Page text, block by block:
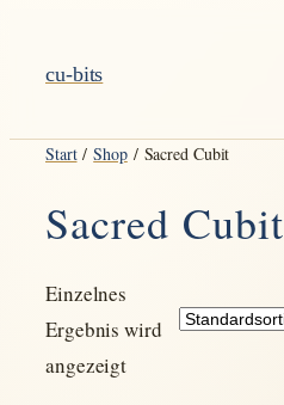
cu-bits
Start/Shop/ Sacred Cubit
Sacred Cubit
Einzelnes
Ergebnis wird
angezeigt